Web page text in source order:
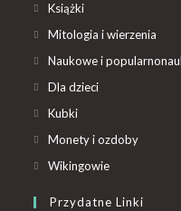
Książki
Mitologia i wierzenia
Naukowe i
Dla dzieci
Kubki
Monety i ozdoby
Wikingowie
Przydatne Linki